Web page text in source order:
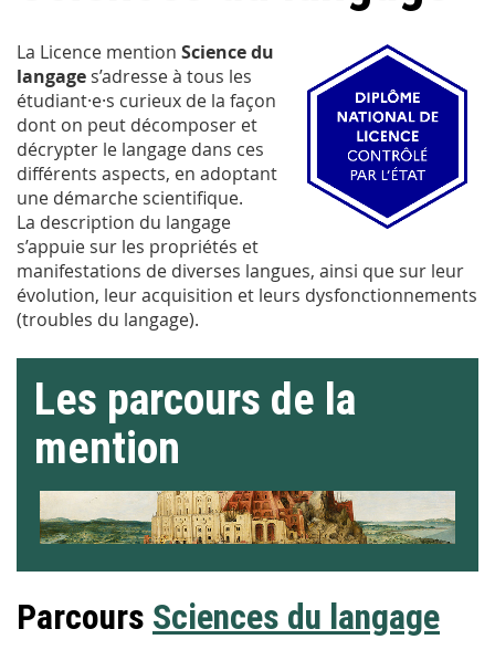
La Licence mention Science du
langage s’adresse à tous les
étudiant·e·s curieux de la façon
dont on peut décomposer et
décrypter le langage dans ces
différents aspects, en adoptant
une démarche scientifique.
La description du langage
s’appuie sur les propriétés et
manifestations de diverses langues, ainsi que sur leur
évolution, leur acquisition et leurs dysfonctionnements
(troubles du langage).
Les parcours de la
mention
Parcours Sciences du langage